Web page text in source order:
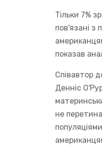
Тільки 7%
пов'язані з
показав
Співавтор
Денніс
не